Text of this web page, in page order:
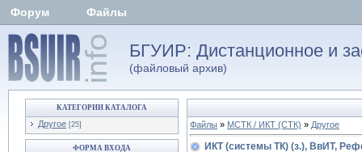
Форум Файлы
БГУИР: Дистанционное и
(файловый архив)
КАТЕГОРИИ КАТАЛОГА
Другое [25]
ФОРМА ВХОДА
Файлы » МСТК / ИКТ (СТК) » Другое
ИКТ (системы ТК) (з.), ВвИТ,